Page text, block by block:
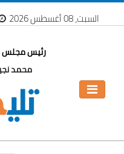
السبت، 08 أغسطس 2026
رئيس مجلس
محمد